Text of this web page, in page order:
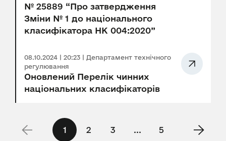
№ 25889 “Про затвердження
Зміни № 1 до національного
класифікатора НК 004:2020”
08.10.2024 | 20:23 | Департамент технічного
регулювання
Оновлений Перелік чинних
національних класифікаторів
1 2 3 ... 5